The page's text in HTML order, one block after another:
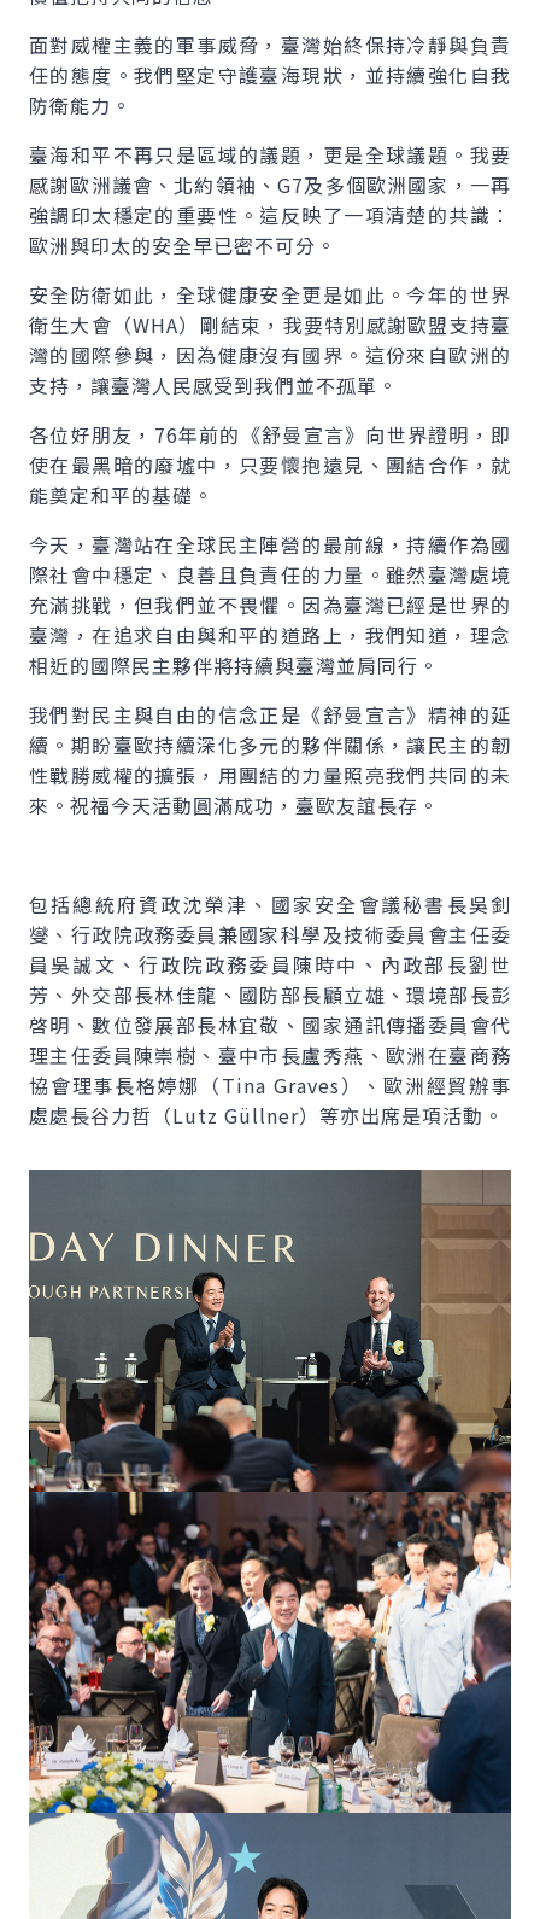
面對威權主義的軍事威脅，臺灣始終保持冷靜與負責
任的態度。我們堅定守護臺海現狀，並持續強化自我
防衛能力。
臺海和平不再只是區域的議題，更是全球議題。我要
感謝歐洲議會、北約領袖、G7及多個歐洲國家，一再
強調印太穩定的重要性。這反映了一項清楚的共識：
歐洲與印太的安全早已密不可分。
安全防衛如此，全球健康安全更是如此。今年的世界
衛生大會（WHA）剛結束，我要特別感謝歐盟支持臺
灣的國際參與，因為健康沒有國界。這份來自歐洲的
支持，讓臺灣人民感受到我們並不孤單。
各位好朋友，76年前的《舒曼宣言》向世界證明，即
使在最黑暗的廢墟中，只要懷抱遠見、團結合作，就
能奠定和平的基礎。
今天，臺灣站在全球民主陣營的最前線，持續作為國
際社會中穩定、良善且負責任的力量。雖然臺灣處境
充滿挑戰，但我們並不畏懼。因為臺灣已經是世界的
臺灣，在追求自由與和平的道路上，我們知道，理念
相近的國際民主夥伴將持續與臺灣並肩同行。
我們對民主與自由的信念正是《舒曼宣言》精神的延
續。期盼臺歐持續深化多元的夥伴關係，讓民主的韌
性戰勝威權的擴張，用團結的力量照亮我們共同的未
來。祝福今天活動圓滿成功，臺歐友誼長存。
包括總統府資政沈榮津、國家安全會議秘書長吳釗
燮、行政院政務委員兼國家科學及技術委員會主任委
員吳誠文、行政院政務委員陳時中、內政部長劉世
芳、外交部長林佳龍、國防部長顧立雄、環境部長彭
啓明、數位發展部長林宜敬、國家通訊傳播委員會代
理主任委員陳崇樹、臺中市長盧秀燕、歐洲在臺商務
協會理事長格婷娜（Tina Graves）、歐洲經貿辦事
處處長谷力哲（Lutz Güllner）等亦出席是項活動。